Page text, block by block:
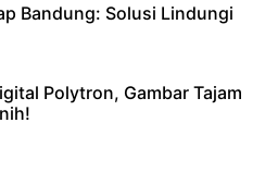
Bandung: Solusi Lindungi
Polytron, Gambar Tajam